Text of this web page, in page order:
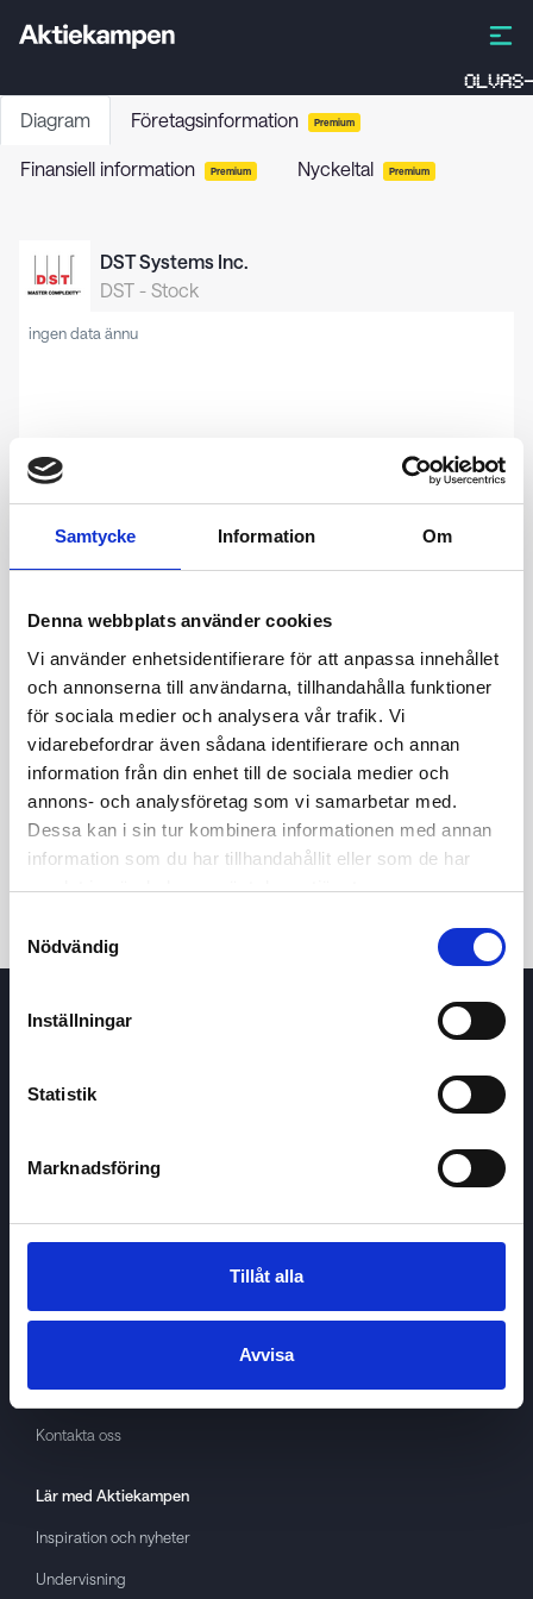
Samtycke Information Om
Denna webbplats använder cookies
Vi använder enhetsidentifierare för att anpassa innehållet
och annonserna till användarna, tillhandahålla funktioner
för sociala medier och analysera vår trafik. Vi
vidarebefordrar även sådana identifierare och annan
information från din enhet till de sociala medier och
annons- och analysföretag som vi samarbetar med.
Dessa kan i sin tur kombinera informationen med annan
information som du har tillhandahållit eller som de har
samlat in när du har använt deras tjänster.
Nödvändig
Inställningar
Statistik
Marknadsföring
Tillåt alla
Avvisa
OLVAS-
Diagram Företagsinformation Premium
Finansiell information Premium Nyckeltal Premium
DST Systems Inc.
DST - Stock
ingen data ännu
24t 7d 1m 3m 1å 5å
Köp / Sälj
OmAktiekampen
About cookies
GDPR
Kontakta oss
Lär med Aktiekampen
Inspiration och nyheter
Undervisning